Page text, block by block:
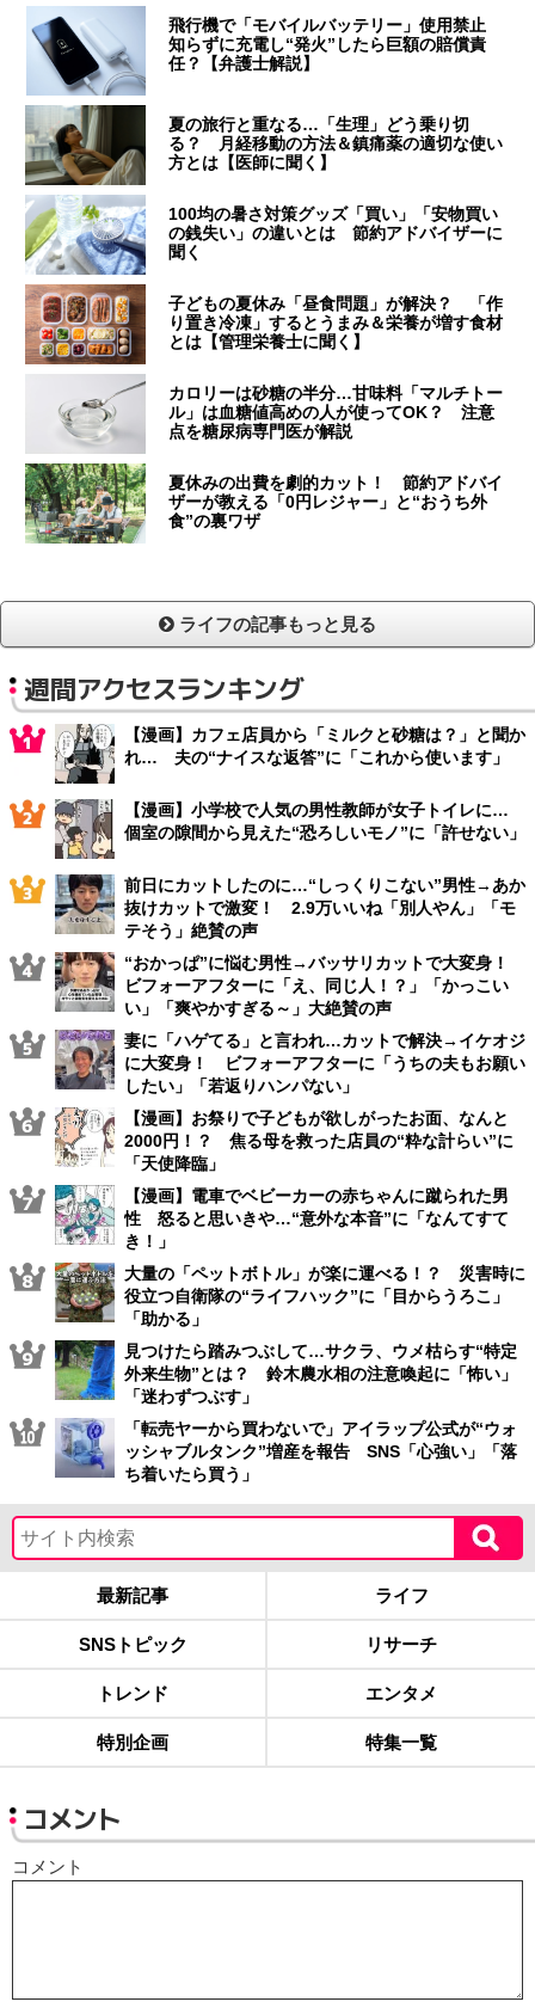
飛行機で「モバイルバッテリー」使用禁止
知らずに充電し“発火”したら巨額の賠償責
任？【弁護士解説】
夏の旅行と重なる…「生理」どう乗り切
る？ 月経移動の方法＆鎮痛薬の適切な使い
方とは【医師に聞く】
100均の暑さ対策グッズ「買い」「安物買い
の銭失い」の違いとは 節約アドバイザーに
聞く
子どもの夏休み「昼食問題」が解決？ 「作
り置き冷凍」するとうまみ＆栄養が増す食材
とは【管理栄養士に聞く】
カロリーは砂糖の半分…甘味料「マルチトー
ル」は血糖値高めの人が使ってOK？ 注意
点を糖尿病専門医が解説
夏休みの出費を劇的カット！ 節約アドバイ
ザーが教える「0円レジャー」と“おうち外
食”の裏ワザ
ライフの記事もっと見る
週間アクセスランキング
【漫画】カフェ店員から「ミルクと砂糖は？」と聞か
れ… 夫の“ナイスな返答”に「これから使います」
【漫画】小学校で人気の男性教師が女子トイレに…
個室の隙間から見えた“恐ろしいモノ”に「許せない」
前日にカットしたのに…“しっくりこない”男性→あか
抜けカットで激変！ 2.9万いいね「別人やん」「モ
テそう」絶賛の声
“おかっぱ”に悩む男性→バッサリカットで大変身！
ビフォーアフターに「え、同じ人！？」「かっこい
い」「爽やかすぎる～」大絶賛の声
妻に「ハゲてる」と言われ…カットで解決→イケオジ
に大変身！ ビフォーアフターに「うちの夫もお願い
したい」「若返りハンパない」
【漫画】お祭りで子どもが欲しがったお面、なんと
2000円！？ 焦る母を救った店員の“粋な計らい”に
「天使降臨」
【漫画】電車でベビーカーの赤ちゃんに蹴られた男
性 怒ると思いきや…“意外な本音”に「なんてすて
き！」
大量の「ペットボトル」が楽に運べる！？ 災害時に
役立つ自衛隊の“ライフハック”に「目からうろこ」
「助かる」
見つけたら踏みつぶして…サクラ、ウメ枯らす“特定
外来生物”とは？ 鈴木農水相の注意喚起に「怖い」
「迷わずつぶす」
「転売ヤーから買わないで」アイラップ公式が“ウォ
ッシャブルタンク”増産を報告 SNS「心強い」「落
ち着いたら買う」
最新記事 ライフ
SNSトピック リサーチ
トレンド エンタメ
特別企画 特集一覧
コメント
コメント